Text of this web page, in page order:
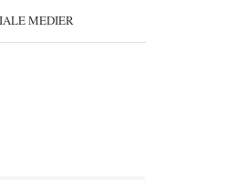
MEDIER